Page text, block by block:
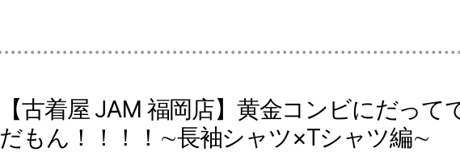
【古着屋 JAM 福岡店】黄金コンビにだっ
だもん！！！！∼長袖シャツ×Tシャツ編∼